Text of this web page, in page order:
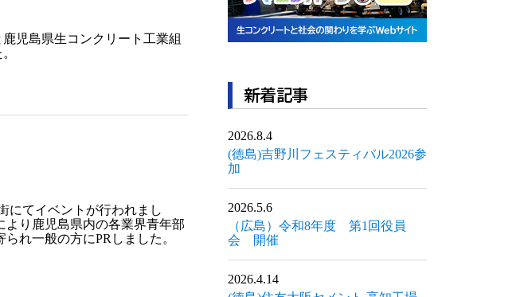
児島県生コンクリート工業組
にてイベントが行われまし
より鹿児島県内の各業界青年部
れ一般の方にPRしました。
新着記事
2026.8.4
(徳島)吉野川フェスティバル2026参
加
2026.5.6
（広島）令和8年度 第1回役員
会 開催
2026.4.14